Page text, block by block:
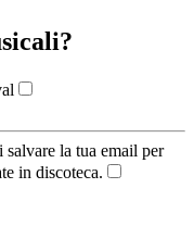
la tua email per
in discoteca.